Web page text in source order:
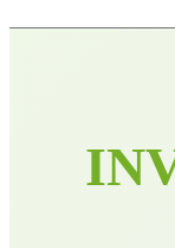
IN